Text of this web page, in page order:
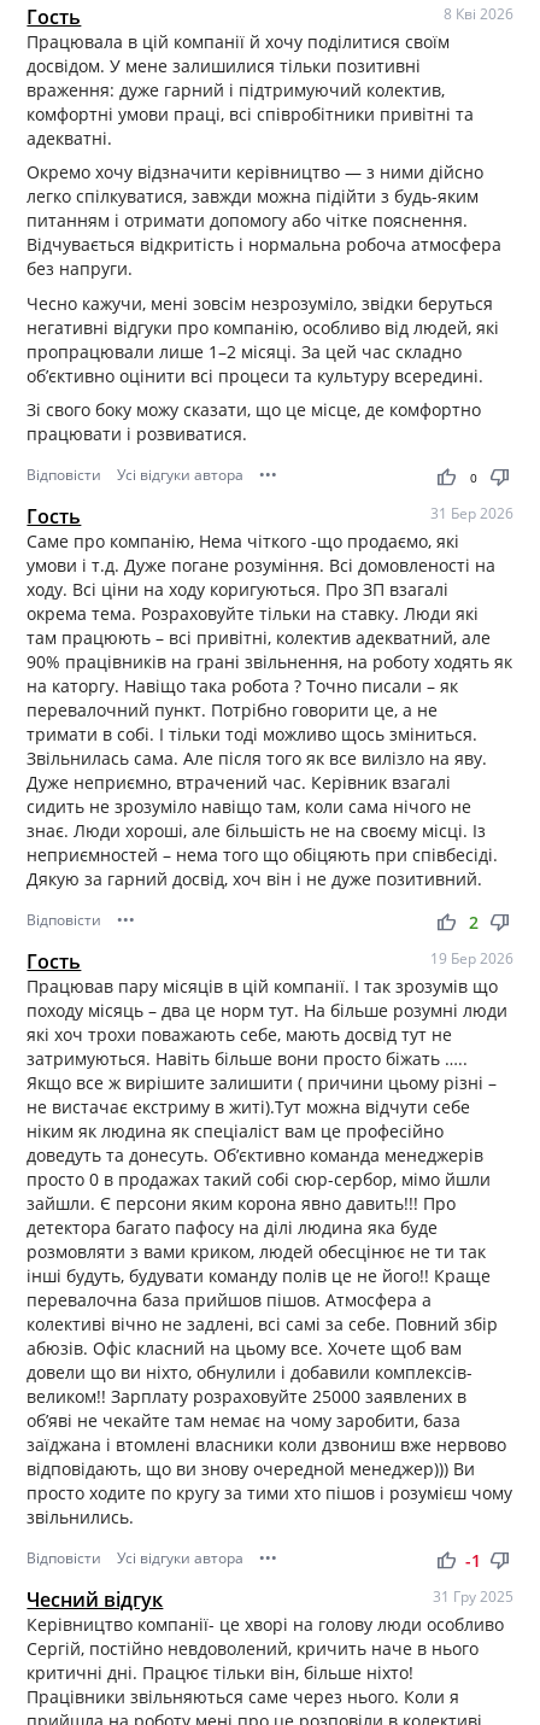
Гость 8 Кві 2026
Працювала в цій компанії й хочу поділитися своїм
досвідом. У мене залишилися тільки позитивні
враження: дуже гарний і підтримуючий колектив,
комфортні умови праці, всі співробітники привітні та
адекватні.
Окремо хочу відзначити керівництво — з ними дійсно
легко спілкуватися, завжди можна підійти з будь-яким
питанням і отримати допомогу або чітке пояснення.
Відчувається відкритість і нормальна робоча атмосфера
без напруги.
Чесно кажучи, мені зовсім незрозуміло, звідки беруться
негативні відгуки про компанію, особливо від людей, які
пропрацювали лише 1–2 місяці. За цей час складно
об’єктивно оцінити всі процеси та культуру всередині.
Зі свого боку можу сказати, що це місце, де комфортно
працювати і розвиватися.
Відповісти Усі відгуки автора ••• thumb_up thumb_down
0
Гость 31 Бер 2026
Саме про компанію, Нема чіткого -що продаємо, які
умови і т.д. Дуже погане розуміння. Всі домовленості на
ходу. Всі ціни на ходу коригуються. Про ЗП взагалі
окрема тема. Розраховуйте тільки на ставку. Люди які
там працюють – всі привітні, колектив адекватний, але
90% працівників на грані звільнення, на роботу ходять як
на каторгу. Навіщо така робота ? Точно писали – як
перевалочний пункт. Потрібно говорити це, а не
тримати в собі. І тільки тоді можливо щось зміниться.
Звільнилась сама. Але після того як все вилізло на яву.
Дуже неприємно, втрачений час. Керівник взагалі
сидить не зрозуміло навіщо там, коли сама нічого не
знає. Люди хороші, але більшість не на своєму місці. Із
неприємностей – нема того що обіцяють при співбесіді.
Дякую за гарний досвід, хоч він і не дуже позитивний.
Відповісти ••• thumb_up thumb_down
2
Гость 19 Бер 2026
Працював пару місяців в цій компанії. І так зрозумів що
походу місяць – два це норм тут. На більше розумні люди
які хоч трохи поважають себе, мають досвід тут не
затримуються. Навіть більше вони просто біжать …..
Якщо все ж вирішите залишити ( причини цьому різні –
не вистачає екстриму в житі).Тут можна відчути себе
ніким як людина як спеціаліст вам це професійно
доведуть та донесуть. Об’єктивно команда менеджерів
просто 0 в продажах такий собі сюр-сербор, мімо йшли
зайшли. Є персони яким корона явно давить!!! Про
детектора багато пафосу на ділі людина яка буде
розмовляти з вами криком, людей обесцінює не ти так
інші будуть, будувати команду полів це не його!! Краще
перевалочна база прийшов пішов. Атмосфера а
колективі вічно не задлені, всі самі за себе. Повний збір
абюзів. Офіс класний на цьому все. Хочете щоб вам
довели що ви ніхто, обнулили і добавили комплексів-
великом!! Зарплату розраховуйте 25000 заявлених в
об’яві не чекайте там немає на чому заробити, база
заїджана і втомлені власники коли дзвониш вже нервово
відповідають, що ви знову очередной менеджер))) Ви
просто ходите по кругу за тими хто пішов і розумієш чому
звільнились.
Відповісти Усі відгуки автора ••• thumb_up thumb_down
-1
Чесний відгук 31 Гру 2025
Керівництво компанії- це хворі на голову люди особливо
Сергій, постійно невдоволений, кричить наче в нього
критичні дні. Працює тільки він, більше ніхто!
Працівники звільняються саме через нього. Коли я